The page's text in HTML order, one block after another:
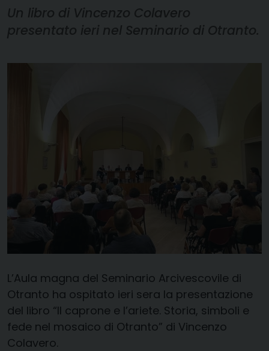
Un libro di Vincenzo Colavero
presentato ieri nel Seminario di Otranto.
L’Aula magna del Seminario Arcivescovile di
Otranto ha ospitato ieri sera la presentazione
del libro “Il caprone e l’ariete. Storia, simboli e
fede nel mosaico di Otranto” di Vincenzo
Colavero.